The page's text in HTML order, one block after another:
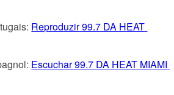
Reproduzir 99.7 DA HEAT
Escuchar 99.7 DA HEAT MIAMI